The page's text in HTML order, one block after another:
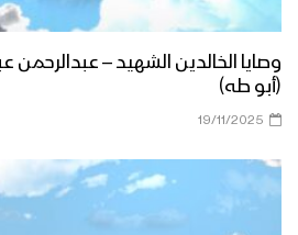
وصايا الخالدين الشهيد – عبدالرحمن
(أبو طه)
19/11/2025